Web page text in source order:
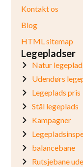
Kontakt os
Blog
HTML sitemap
Legepladser
Natur
Udendørs
Legeplads pris
Stål legeplads
Kampagner
balancebane
Rutsjebane